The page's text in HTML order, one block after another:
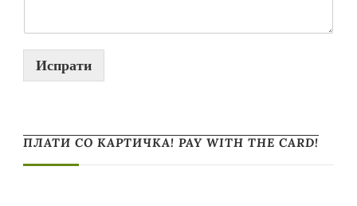
Испрати
ПЛАТИ СО КАРТИЧКА! PAY WITH THE CARD!